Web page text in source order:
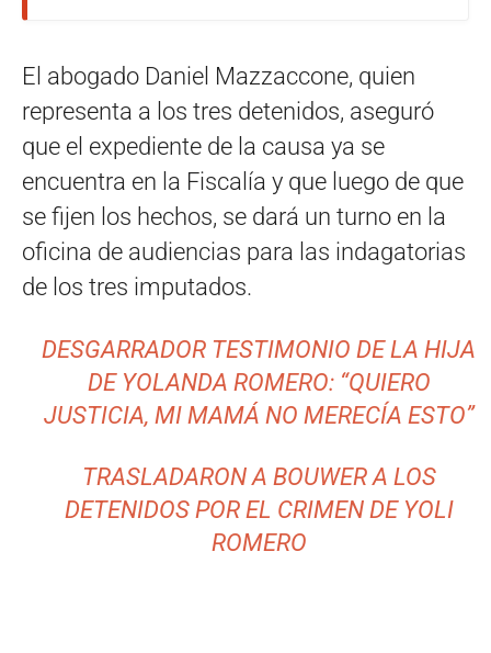
El abogado Daniel Mazzaccone, quien
representa a los tres detenidos, aseguró
que el expediente de la causa ya se
encuentra en la Fiscalía y que luego de que
se fijen los hechos, se dará un turno en la
oficina de audiencias para las indagatorias
de los tres imputados.
DESGARRADOR TESTIMONIO DE LA HIJA
DE YOLANDA ROMERO: “QUIERO
JUSTICIA, MI MAMÁ NO MERECÍA ESTO”
TRASLADARON A BOUWER A LOS
DETENIDOS POR EL CRIMEN DE YOLI
ROMERO